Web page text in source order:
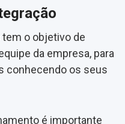
o objetivo de
da empresa, para
conhecendo os seus
é importante